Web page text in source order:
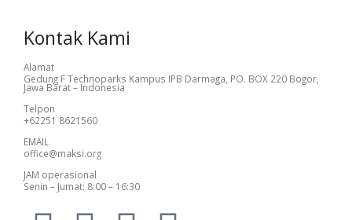
Kontak Kami
Alamat
Gedung F Technoparks Kampus IPB Darmaga, PO. BOX 220 Bogor,
Jawa Barat – Indonesia
Telpon
+62251 8621560
EMAIL
office@maksi.org
JAM operasional
Senin – Jumat: 8:00 – 16:30